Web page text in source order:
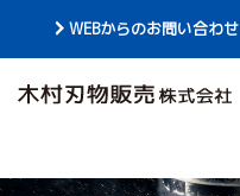
WEBからのお問い合わせ